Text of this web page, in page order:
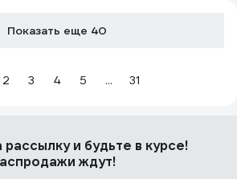
Показать еще 40
2 3 4 5 ... 31
рассылкуи будьте в курсе!
ждут!